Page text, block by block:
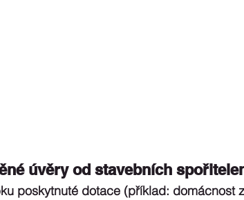
úvěry od stavebních
poskytnuté dotace (příklad: domácnost